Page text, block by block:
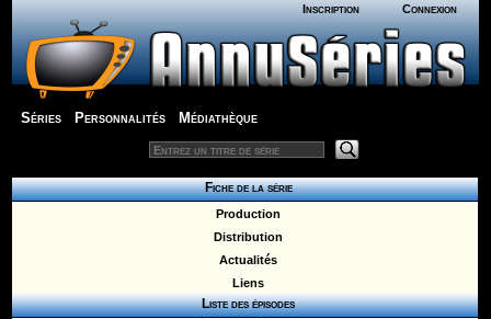
Inscription Connexion
Séries Personnalités Médiathèque
Fiche de la série
Production
Distribution
Actualités
Liens
Liste des épisodes